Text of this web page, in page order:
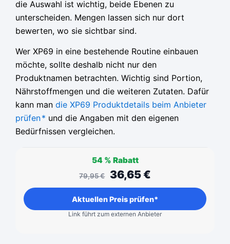
die Auswahl ist wichtig, beide Ebenen zu
unterscheiden. Mengen lassen sich nur dort
bewerten, wo sie sichtbar sind.
Wer XP69 in eine bestehende Routine einbauen
möchte, sollte deshalb nicht nur den
Produktnamen betrachten. Wichtig sind Portion,
Nährstoffmengen und die weiteren Zutaten. Dafür
kann man die XP69 Produktdetails beim Anbieter
prüfen* und die Angaben mit den eigenen
Bedürfnissen vergleichen.
54 % Rabatt
79,95€ 36,65€
Aktuellen Preis prüfen*
Link führt zum externen Anbieter